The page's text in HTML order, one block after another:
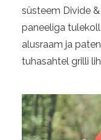
süsteem Divide
paneeliga
alusraam ja
tuhasahtel grilli